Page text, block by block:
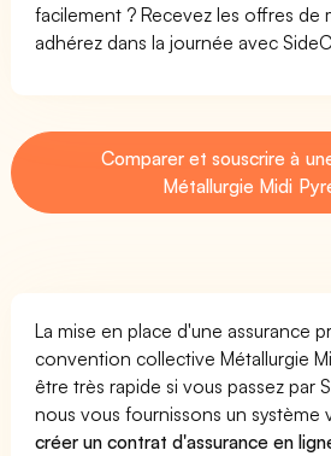
facilement ? Recevez les offres de
adhérez dans la journée avec
Comparer et souscrire à
Métallurgie Midi
La mise en place d'une assurance
convention collective Métallurgie
être très rapide si vous passez par
nous vous fournissons un système
créer un contrat d'assurance en